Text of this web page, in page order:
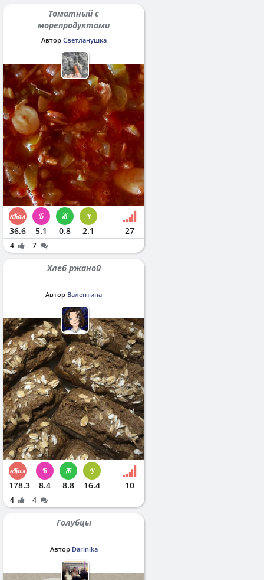
Томатный с
морепродуктами
Автор Светланушка
36.6 5.1 0.8 2.1 27
4 7
Хлеб ржаной
Автор Валентина
178.3 8.4 8.8 16.4 10
4 4
Голубцы
Автор Darinika